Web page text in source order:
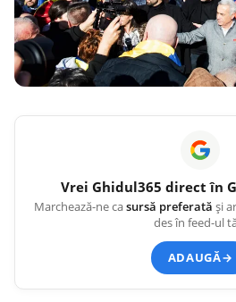
Vrei Ghidul365 direct în
Marchează-ne casursă preferată și
des în feed-ul
ADAUGĂ→